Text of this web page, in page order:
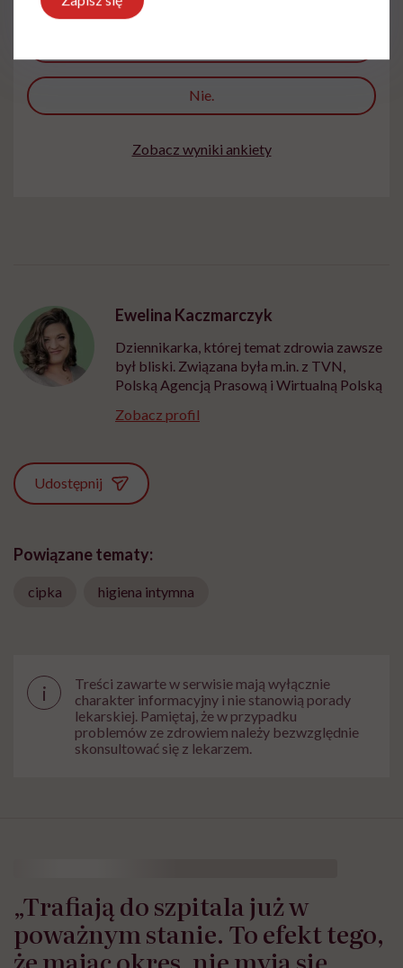
Nie.
Zobacz wyniki ankiety
Ewelina Kaczmarczyk
Dziennikarka, której temat zdrowia zawsze
był bliski. Związana była m.in. z TVN,
Polską Agencją Prasową i Wirtualną Polską
Zobacz profil
Udostępnij
Powiązane tematy:
cipka higiena intymna
i
Treści zawarte w serwisie mają wyłącznie
charakter informacyjny i nie stanowią porady
lekarskiej. Pamiętaj, że w przypadku
problemów ze zdrowiem należy bezwzględnie
skonsultować się z lekarzem.
„Trafiają do szpitala już w
poważnym stanie. To efekt tego,
że mając okres, nie myją się